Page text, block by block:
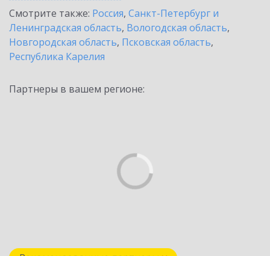
Смотрите также: Россия, Санкт-Петербург и
Ленинградская область, Вологодская область,
Новгородская область, Псковская область,
Республика Карелия
Партнеры в вашем регионе: